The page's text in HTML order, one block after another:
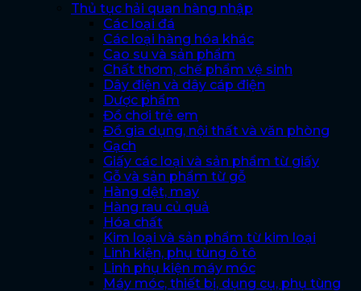
Thủ tục hải quan hàng nhập
Các loại đá
Các loại hàng hóa khác
Cao su và sản phẩm
Chất thơm, chế phẩm vệ sinh
Dây điện và dây cáp điện
Dược phẩm
Đồ chơi trẻ em
Đồ gia dụng, nội thất và văn phòng
Gạch
Giấy các loại và sản phẩm từ giấy
Gỗ và sản phẩm từ gỗ
Hàng dệt, may
Hàng rau củ quả
Hóa chất
Kim loại và sản phẩm từ kim loại
Linh kiện, phụ tùng ô tô
Linh phụ kiện máy móc
Máy móc, thiết bị, dụng cụ, phụ tùng